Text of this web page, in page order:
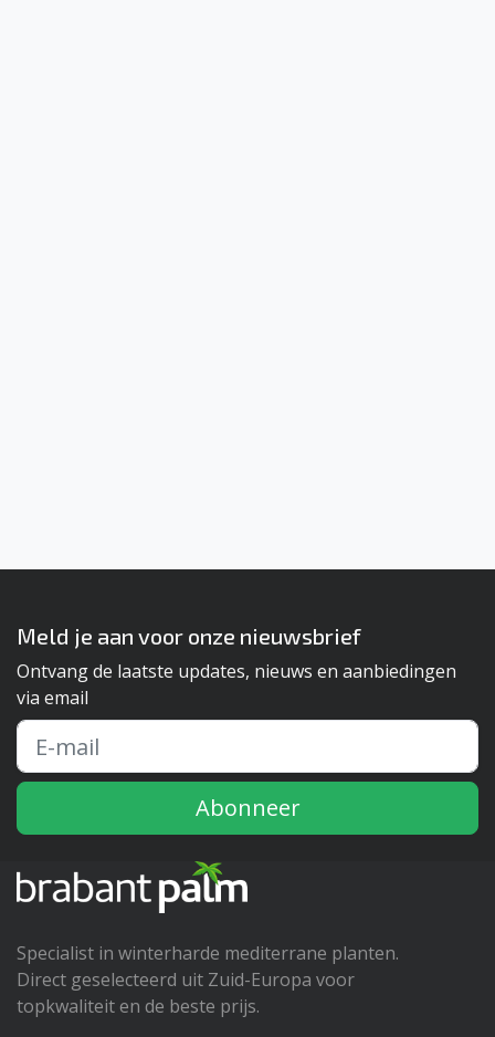
Meld je aan voor onze nieuwsbrief
Ontvang de laatste updates, nieuws en aanbiedingen
via email
Abonneer
Specialist in winterharde mediterrane planten.
Direct geselecteerd uit Zuid-Europa voor
topkwaliteit en de beste prijs.